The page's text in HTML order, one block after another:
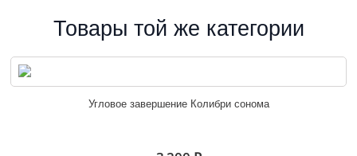
Товары той же категории
Угловое завершение Колибри сонома